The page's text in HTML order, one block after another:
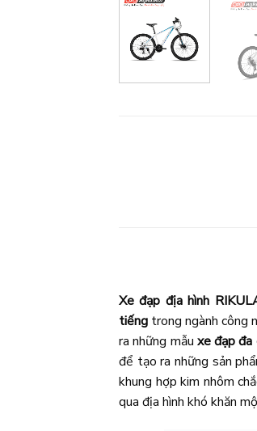
Xe đạp địa hình
tiếng trong ngành công
ra những mẫu xe đạp đa
để tạo ra những sản
khung hợp kim nhôm
qua địa hình khó khăn